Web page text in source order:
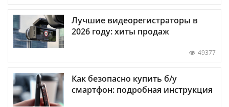
Лучшие видеорегистраторы в
2026 году: хиты продаж
49377
Как безопасно купить б/у
смартфон: подробная инструкция